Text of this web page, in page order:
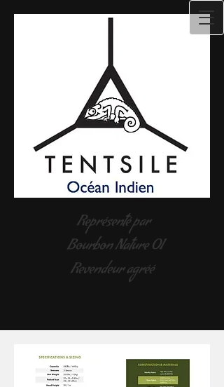
Représenté par
Bourbon Nature O​I
Revendeur agréé